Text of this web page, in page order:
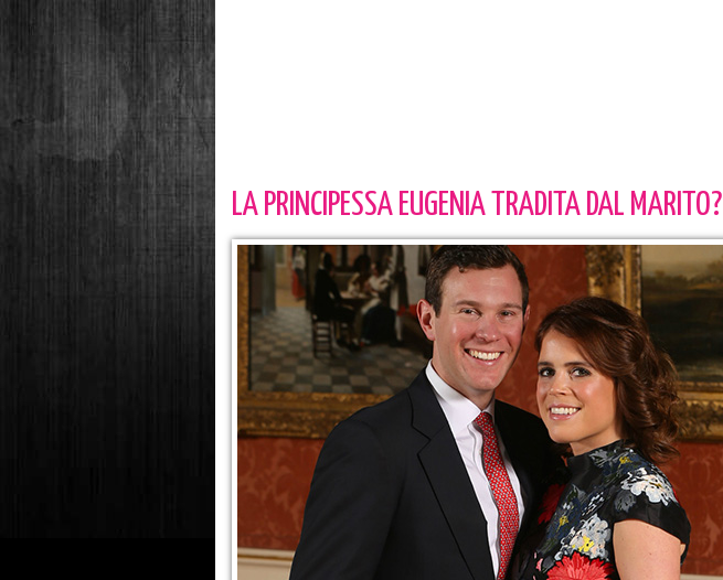
LA PRINCIPESSA EUGENIA TRADITA DAL MARITO?